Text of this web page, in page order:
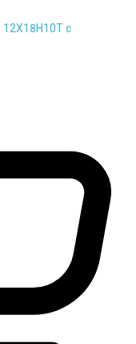
12Х18Н10Т с